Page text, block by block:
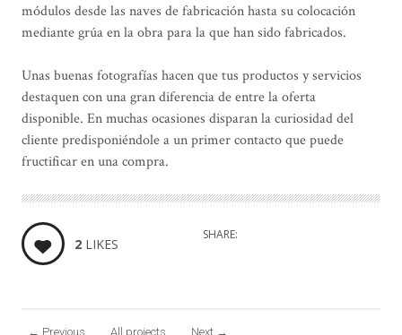
módulos desde las naves de fabricación hasta su colocación
mediante grúa en la obra para la que han sido fabricados.
Unas buenas fotografías hacen que tus productos y servicios
destaquen con una gran diferencia de entre la oferta
disponible. En muchas ocasiones disparan la curiosidad del
cliente predisponiéndole a un primer contacto que puede
fructificar en una compra.
2 LIKES
SHARE:
← Previous All projects Next →